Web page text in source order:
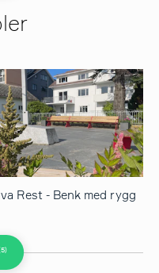
Rest - Benk med rygg